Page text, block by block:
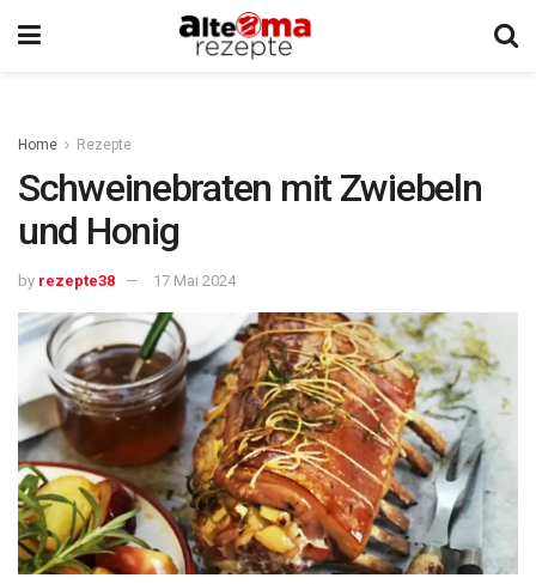
Home Rezepte
Schweinebraten mit Zwiebeln
und Honig
by rezepte38 17 Mai 2024